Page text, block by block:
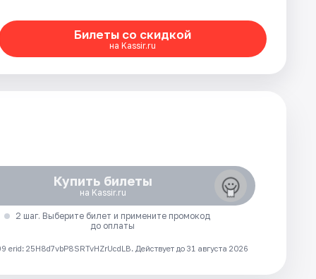
Билеты со скидкой
на Kassir.ru
Купить билеты
на Kassir.ru
2 шаг. Выберите билет и примените промокод
до оплаты
25H8d7vbP8SRTvHZrUcdLB. Действует до 31 августа 2026